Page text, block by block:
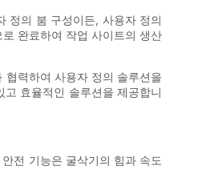
정의 붐 구성이든, 사용자 정의
완료하여 작업 사이트의 생산
력하여 사용자 정의 솔루션을
효율적인 솔루션을 제공합니
전 기능은 굴삭기의 힘과 속도